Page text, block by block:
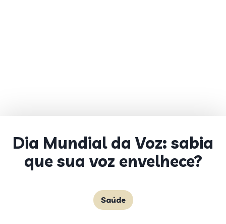
Dia Mundial da Voz: sabia
que sua voz envelhece?
Saúde